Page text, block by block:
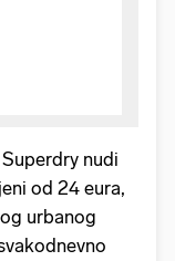
nudi
od 24 eura,
urbanog